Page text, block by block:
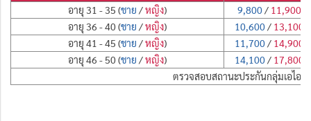
อายุ 31 - 35 (ชาย /หญิง) 9,800/ 11,900
อายุ 36 - 40 (ชาย /หญิง) 10,600/ 13,100
อายุ 41 - 45 (ชาย /หญิง) 11,700/ 14,900
อายุ 46 - 50 (ชาย /หญิง) 14,100/ 17,800
ตรวจสอบสถานะประกันกลุ่มเอไอเอ